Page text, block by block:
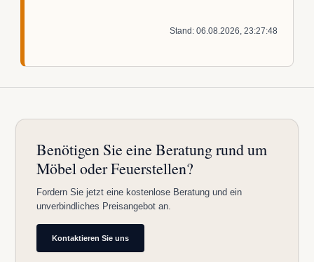
Stand: 06.08.2026, 23:27:48
Benötigen Sie eine Beratung rund um
Möbel oder Feuerstellen?
Fordern Sie jetzt eine kostenlose Beratung und ein
unverbindliches Preisangebot an.
Kontaktieren Sie uns